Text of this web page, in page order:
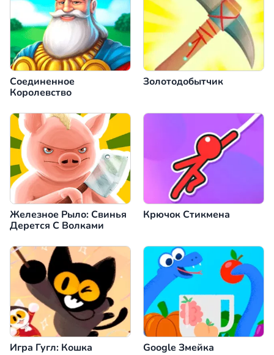
Соединенное
Королевство
Золотодобытчик
Железное Рыло: Свинья
Дерется С Волками
Крючок Стикмена
Игра Гугл: Кошка Google Змейка